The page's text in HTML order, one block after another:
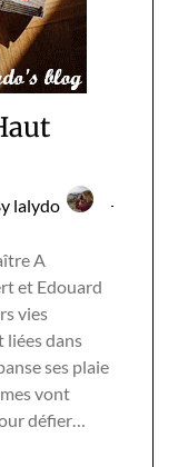
lalydo
A
et Edouard
vies
liées dans
ses plaie
vont
défier…